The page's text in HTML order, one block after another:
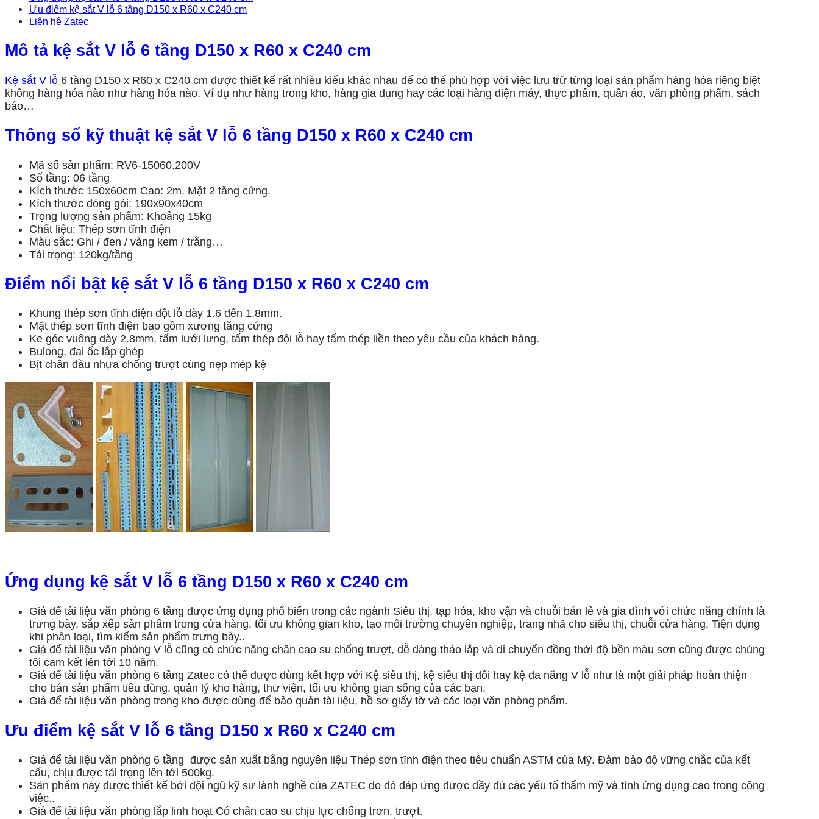
Ưu điểm kệ sắt V lỗ 6 tầng D150 x R60 x C240 cm
Liên hệ Zatec
Mô tả kệ sắt V lỗ 6 tầng D150 x R60 x C240 cm
Kệ sắt V lỗ 6 tầng D150 x R60 x C240 cm được thiết kế rất nhiều kiểu khác nhau để có thể phù hợp với việc lưu trữ từng loại sản phẩm hàng hóa riêng biệt
không hàng hóa nào như hàng hóa nào. Ví dụ như hàng trong kho, hàng gia dụng hay các loại hàng điện máy, thực phẩm, quần áo, văn phòng phẩm, sách
báo…
Thông số kỹ thuật kệ sắt V lỗ 6 tầng D150 x R60 x C240 cm
Mã số sản phẩm: RV6-15060.200V
Số tầng: 06 tầng
Kích thước 150x60cm Cao: 2m. Mặt 2 tăng cứng.
Kích thước đóng gói: 190x90x40cm
Trọng lượng sản phẩm: Khoảng 15kg
Chất liệu: Thép sơn tĩnh điện
Màu sắc: Ghi / đen / vàng kem / trắng…
Tải trọng: 120kg/tầng
Điểm nổi bật kệ sắt V lỗ 6 tầng D150 x R60 x C240 cm
Khung thép sơn tĩnh điện đột lỗ dày 1.6 đến 1.8mm.
Mặt thép sơn tĩnh điện bao gồm xương tăng cứng
Ke góc vuông dày 2.8mm, tấm lưới lưng, tấm thép đội lỗ hay tấm thép liền theo yêu cầu của khách hàng.
Bulong, đai ốc lắp ghép
Bịt chân đầu nhựa chống trượt cùng nẹp mép kệ
Ứng dụng kệ sắt V lỗ 6 tầng D150 x R60 x C240 cm
Giá để tài liệu văn phòng 6 tầng được ứng dụng phổ biến trong các ngành Siêu thị, tạp hóa, kho vận và chuỗi bán lẻ và gia đình với chức năng chính là
trưng bày, sắp xếp sản phẩm trong cửa hàng, tối ưu không gian kho, tạo môi trường chuyên nghiệp, trang nhã cho siêu thị, chuỗi cửa hàng. Tiện dụng
khi phân loại, tìm kiếm sản phẩm trưng bày..
Giá để tài liệu văn phòng V lỗ cũng có chức năng chân cao su chống trượt, dễ dàng tháo lắp và di chuyển đồng thời độ bền màu sơn cũng được chúng
tôi cam kết lên tới 10 năm.
Giá để tài liệu văn phòng 6 tầng Zatec có thể được dùng kết hợp với Kệ siêu thị, kệ siêu thị đôi hay kệ đa năng V lỗ như là một giải pháp hoàn thiện
cho bán sản phẩm tiêu dùng, quản lý kho hàng, thư viện, tối ưu không gian sống của các bạn.
Giá để tài liệu văn phòng trong kho được dùng để bảo quản tài liệu, hồ sơ giấy tờ và các loại văn phòng phẩm.
Ưu điểm kệ sắt V lỗ 6 tầng D150 x R60 x C240 cm
Giá để tài liệu văn phòng 6 tầng được sản xuất bằng nguyên liệu Thép sơn tĩnh điện theo tiêu chuẩn ASTM của Mỹ. Đảm bảo độ vững chắc của kết
cấu, chịu được tải trọng lên tới 500kg.
Sản phẩm này được thiết kế bởi đội ngũ kỹ sư lành nghề của ZATEC do đó đáp ứng được đầy đủ các yếu tố thẩm mỹ và tính ứng dụng cao trong công
việc..
Giá để tài liệu văn phòng lắp linh hoạt Có chân cao su chịu lực chống trơn, trượt.